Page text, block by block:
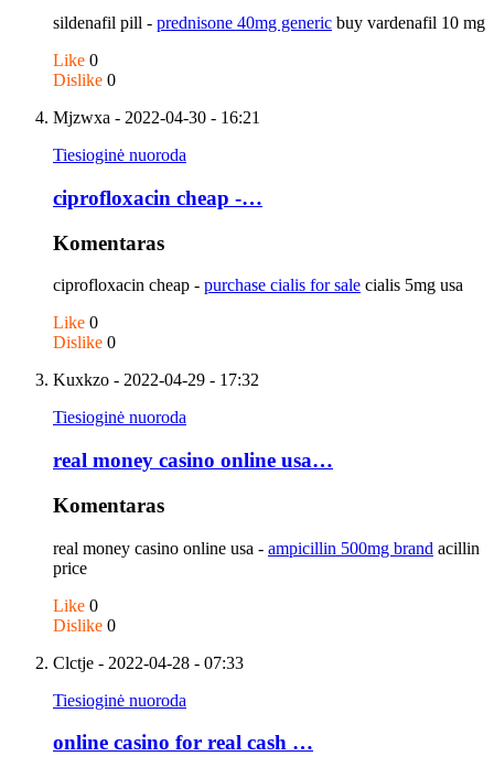
sildenafil pill - prednisone 40mg generic buy vardenafil 10 mg
Like 0
Dislike 0
Mjzwxa - 2022-04-30 - 16:21
Tiesioginė nuoroda
ciprofloxacin cheap -…
Komentaras
ciprofloxacin cheap - purchase cialis for sale cialis 5mg usa
Like 0
Dislike 0
Kuxkzo - 2022-04-29 - 17:32
Tiesioginė nuoroda
real money casino online usa…
Komentaras
real money casino online usa - ampicillin 500mg brand acillin
price
Like 0
Dislike 0
Clctje - 2022-04-28 - 07:33
Tiesioginė nuoroda
online casino for real cash …